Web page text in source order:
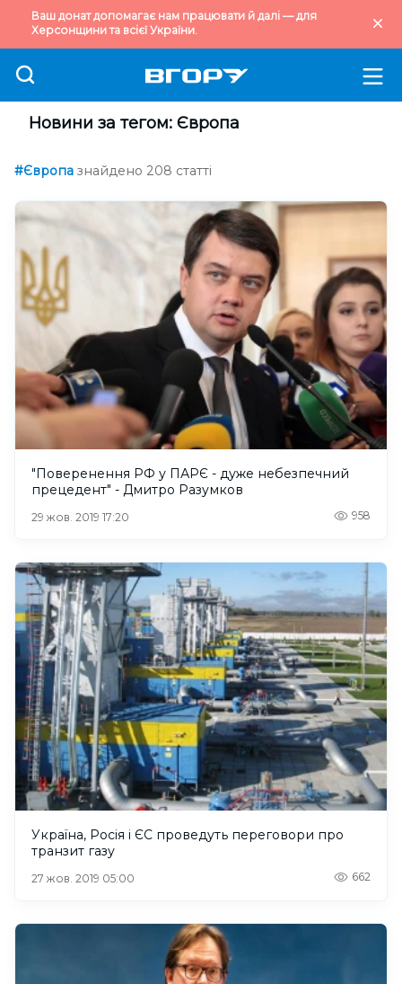
Ваш донат допомагає нам працювати й далі — для
Херсонщини та всієї України.
Новини за тегом: Європа
#Європа знайдено 208 статті
"Поверенення РФ у ПАРЄ - дуже небезпечний
прецедент" - Дмитро Разумков
29 жов. 2019 17:20 958
Україна, Росія і ЄС проведуть переговори про
транзит газу
27 жов. 2019 05:00 662